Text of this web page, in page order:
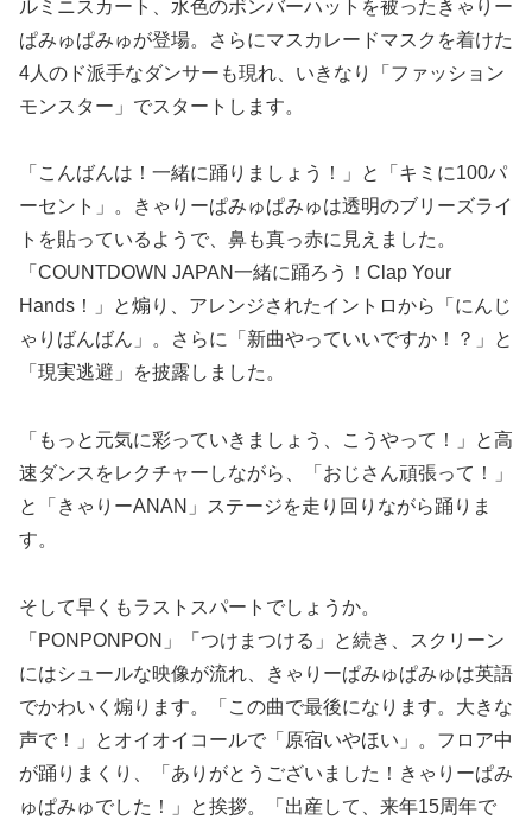
ルミニスカート、水色のボンバーハットを被ったきゃりー
ぱみゅぱみゅが登場。さらにマスカレードマスクを着けた
4人のド派手なダンサーも現れ、いきなり「ファッション
モンスター」でスタートします。
「こんばんは！一緒に踊りましょう！」と「キミに100パ
ーセント」。きゃりーぱみゅぱみゅは透明のブリーズライ
トを貼っているようで、鼻も真っ赤に見えました。
「COUNTDOWN JAPAN一緒に踊ろう！Clap Your
Hands！」と煽り、アレンジされたイントロから「にんじ
ゃりばんばん」。さらに「新曲やっていいですか！？」と
「現実逃避」を披露しました。
「もっと元気に彩っていきましょう、こうやって！」と高
速ダンスをレクチャーしながら、「おじさん頑張って！」
と「きゃりーANAN」ステージを走り回りながら踊りま
す。
そして早くもラストスパートでしょうか。
「PONPONPON」「つけまつける」と続き、スクリーン
にはシュールな映像が流れ、きゃりーぱみゅぱみゅは英語
でかわいく煽ります。「この曲で最後になります。大きな
声で！」とオイオイコールで「原宿いやほい」。フロア中
が踊りまくり、「ありがとうございました！きゃりーぱみ
ゅぱみゅでした！」と挨拶。「出産して、来年15周年で